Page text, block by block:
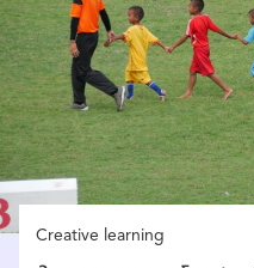
Creative learning